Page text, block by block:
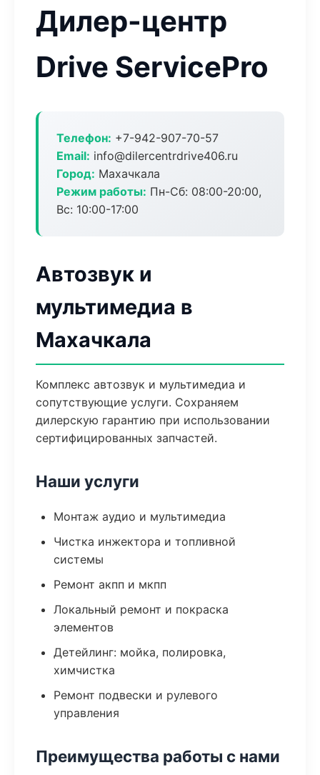
Дилер-центр
Drive ServicePro
Телефон: +7-942-907-70-57
Email: info@dilercentrdrive406.ru
Город: Махачкала
Режим работы: Пн-Сб: 08:00-20:00,
Вс: 10:00-17:00
Автозвук и
мультимедиа в
Махачкала
Комплекс автозвук и мультимедиа и
сопутствующие услуги. Сохраняем
дилерскую гарантию при использовании
сертифицированных запчастей.
Наши услуги
Монтаж аудио и мультимедиа
Чистка инжектора и топливной
системы
Ремонт акпп и мкпп
Локальный ремонт и покраска
элементов
Детейлинг: мойка, полировка,
химчистка
Ремонт подвески и рулевого
управления
Преимущества работы с нами